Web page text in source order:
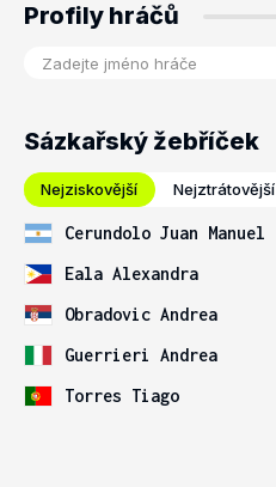
Profily hráčů
Sázkařský žebříček
Nejziskovější Nejztrátovější
Cerundolo Juan Manuel
Eala Alexandra
Obradovic Andrea
Guerrieri Andrea
Torres Tiago